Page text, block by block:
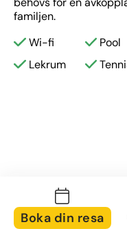
familjen.
Wi-fi
Pool
Lekrum
Boka din resa